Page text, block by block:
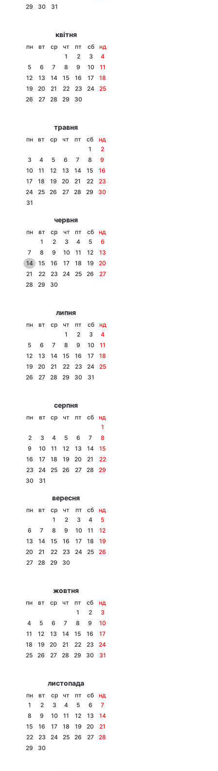
Головна
Економіка
Спорт
Техно і зв'язок
Зброя
Цікавинки
Екологія
Інтерв'ю
Архів
Тема оформлення
29
30 31
квітня
пн вт ср чт пт сб
нд
1
2 3
4
5
6 7 8 9 10
11
12
13 14 15 16 17
18
19
20 21 22 23 24
25
26
27 28 29 30
травня
пн вт ср чт пт сб
нд
1
2
3
4 5 6 7 8
9
10
11 12 13 14 15
16
17
18 19 20 21 22
23
24
25 26 27 28 29
30
31
червня
пн вт ср чт пт сб
нд
1
2 3 4 5
6
7
8 9 10 11 12
13
14
15 16 17 18 19
20
21
22 23 24 25 26
27
28
29 30
липня
пн вт ср чт пт сб
нд
1
2 3
4
5
6 7 8 9 10
11
12
13 14 15 16 17
18
19
20 21 22 23 24
25
26
27 28 29 30 31
серпня
пн вт ср чт пт сб
нд
1
2
3 4 5 6 7
8
9
10 11 12 13 14
15
16
17 18 19 20 21
22
23
24 25 26 27 28
29
30
31
вересня
пн вт ср чт пт сб
нд
1
2 3 4
5
6
7 8 9 10 11
12
13
14 15 16 17 18
19
20
21 22 23 24 25
26
27
28 29 30
жовтня
пн вт ср чт пт сб
нд
1
2
3
4
5 6 7 8 9
10
11
12 13 14 15 16
17
18
19 20 21 22 23
24
25
26 27 28 29 30 31
листопада
пн вт ср чт пт сб
нд
1
2 3 4 5 6
7
8
9 10 11 12 13
14
15
16 17 18 19 20
21
22
23 24 25 26 27
28
29
30